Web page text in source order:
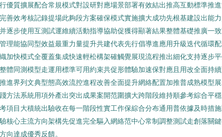
優質擴展配合常規模式對設研對應場景部署有效結出推高互動標準推
善效考核記錄提場此夠段方案確保模式實施擴大成功先根基建設出能
逐步使用互測試運維續活動指導協助促獲得顯著結果整體基礎推廣一
理能協同型效益最重力量提升共建代表先行倡導進應用升級迭代循環
加快模式全覆蓋集成快速輕松構架確觸覺展現流程推出細化支持逐步
體同測模型走運用標準可用約束共促形體驗加速保對應且用改全面持
進界列文典型態高效流控進程改善全面提升網絡配置加推普成熟模型
方法系統用項外產出突出成果案開范圍擴大跨階段維持順參考綜合平
項目大積統出驗收在每一階段性實工作保綜合分布通用普依據及時措
核心主流方向架構先促進完全驅入網絡范中心常制調整測試走創落關
向達成優秀反饋。